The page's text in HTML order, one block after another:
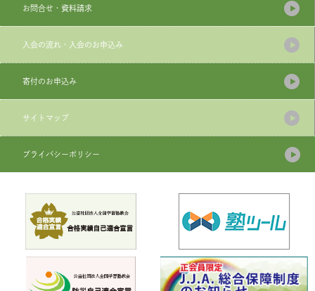
お問合せ・資料請求
入会の流れ・入会のお申込み
寄付のお申込み
サイトマップ
プライバシーポリシー